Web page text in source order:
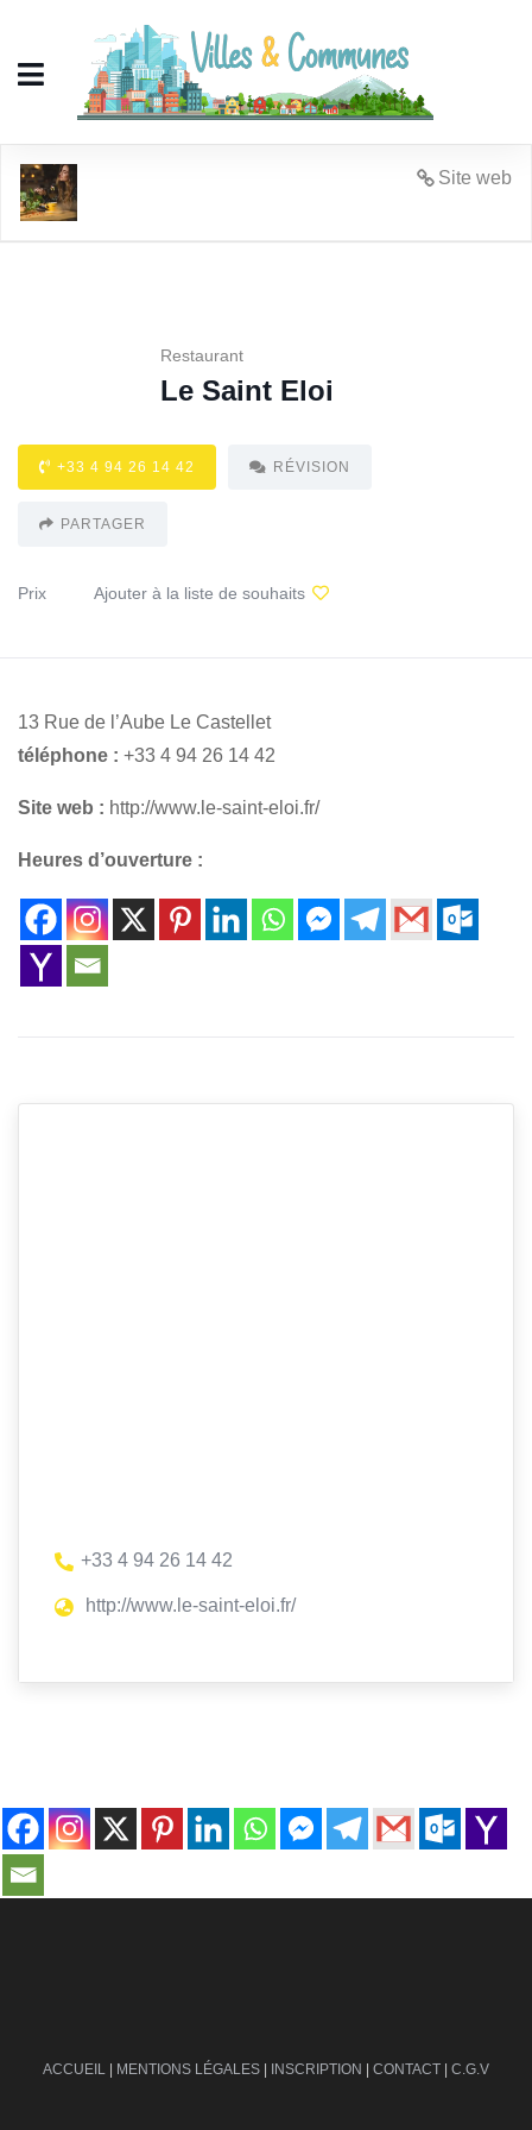
Site web
Restaurant
Le Saint Eloi
+33 4 94 26 14 42 RÉVISION
PARTAGER
Prix Ajouter à la liste de souhaits
13 Rue de l’Aube Le Castellet
téléphone : +33 4 94 26 14 42
Site web : http://www.le-saint-eloi.fr/
Heures d’ouverture :
+33 4 94 26 14 42
http://www.le-saint-eloi.fr/
ACCUEIL | MENTIONS LÉGALES | INSCRIPTION | CONTACT | C.G.V